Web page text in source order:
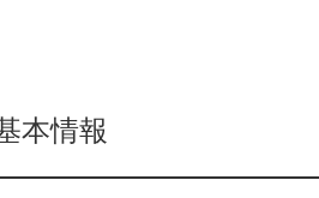
本情報